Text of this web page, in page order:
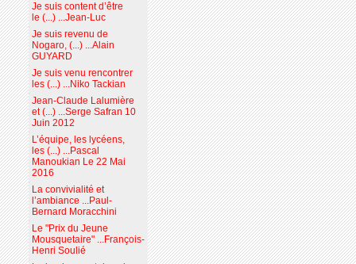
Je suis content d’être
le (...) ...Jean-Luc
Je suis revenu de
Nogaro, (...) ...Alain
GUYARD
Je suis venu rencontrer
les (...) ...Niko Tackian
Jean-Claude Lalumière
et (...) ...Serge Safran 10
Juin 2012
L’équipe, les lycéens,
les (...) ...Pascal
Manoukian Le 22 Mai
2016
La convivialité et
l’ambiance ...Paul-
Bernard Moracchini
Le "Prix du Jeune
Mousquetaire" ...François-
Henri Soulié